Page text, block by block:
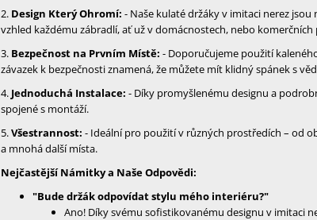
2. Design Který Ohromí: - Naše kulaté držáky v imitaci nerez
vzhled každému zábradlí, ať už v domácnostech, nebo
3. Bezpečnost na Prvním Místě: - Doporučujeme použití
závazek k bezpečnosti znamená, že můžete mít klidný spánek s
4. Jednoduchá Instalace: - Díky promyšlenému designu a
spojené s montáží.
5.Všestrannost: - Ideální pro použití v různých prostředích – od
a mnohá další místa.
Nejčastější Námitky a Naše Odpovědi:
"Bude držák odpovídat stylu mého interiéru?"
Ano! Díky svému sofistikovanému designu v imitaci